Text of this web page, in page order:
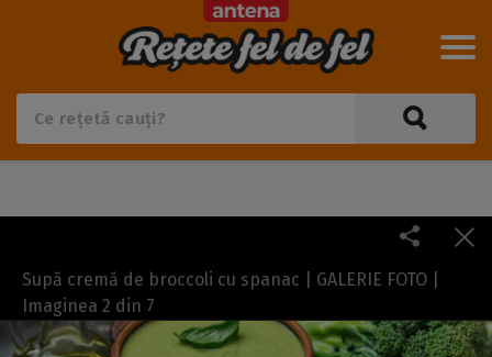
Supă cremă de broccoli cu spanac | GALERIE FOTO |
Imaginea 2 din 7